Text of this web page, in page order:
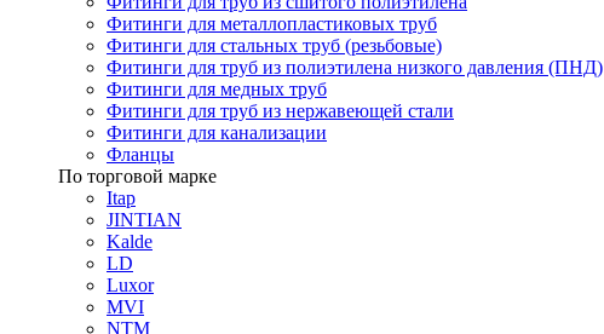
Фитинги для металлопластиковых труб
Фитинги для стальных труб (резьбовые)
Фитинги для труб из полиэтилена низкого давления (ПНД)
Фитинги для медных труб
Фитинги для труб из нержавеющей стали
Фитинги для канализации
Фланцы
По торговой марке
Itap
JINTIAN
Kalde
LD
Luxor
MVI
NTM